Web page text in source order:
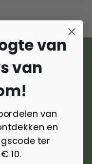
materialen en
gekozen
en
antibacterieel en
bescherming in elk
van
van
van
en
ter
10.